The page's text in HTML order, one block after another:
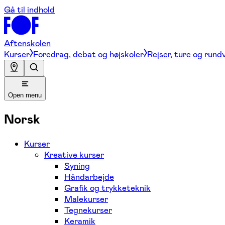
Gå til indhold
Aftenskolen
Kurser Foredrag, debat og højskoler Rejser, ture og
Open menu
Norsk
Kurser
Kreative kurser
Syning
Håndarbejde
Grafik og trykketeknik
Malekurser
Tegnekurser
Keramik